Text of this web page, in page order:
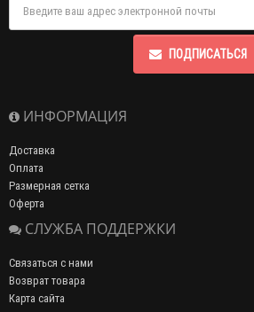
ПОДПИСАТЬСЯ
ИНФОРМАЦИЯ
Доставка
Оплата
Размерная сетка
Оферта
СЛУЖБА ПОДДЕРЖКИ
Связаться с нами
Возврат товара
Карта сайта